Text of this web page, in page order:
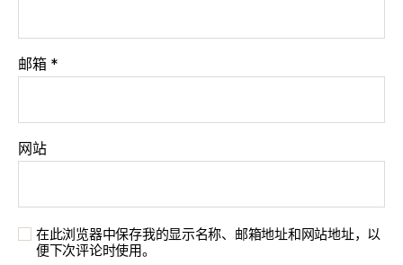
邮箱 *
网站
在此浏览器中保存我的显示名称、邮箱地址和网站地址，以
便下次评论时使用。